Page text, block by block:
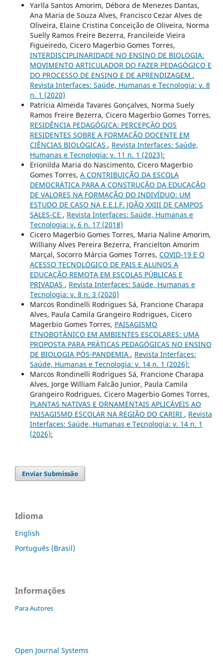
Yarlla Santos Amorim, Débora de Menezes Dantas,
Ana Maria de Souza Alves, Francisco Cezar Alves de
Oliveira, Elaine Cristina Conceição de Oliveira, Norma
Suelly Ramos Freire Bezerra, Francileide Vieira
Figueiredo, Cicero Magerbio Gomes Torres,
INTERDISCIPLINARIDADE NO ENSINO DE BIOLOGIA:
MOVIMENTO ARTICULADOR DO FAZER PEDAGÓGICO E
DO PROCESSO DE ENSINO E DE APRENDIZAGEM ,
Revista Interfaces: Saúde, Humanas e Tecnologia: v. 8
n. 1 (2020)
Patrícia Almeida Tavares Gonçalves, Norma Suely
Ramos Freire Bezerra, Cicero Magerbio Gomes Torres,
RESIDÊNCIA PEDAGÓGICA: PERCEPÇÃO DOS
RESIDENTES SOBRE A FORMAÇÃO DOCENTE EM
CIÊNCIAS BIOLÓGICAS , Revista Interfaces: Saúde,
Humanas e Tecnologia: v. 11 n. 1 (2023):
Erionilda Maria do Nascimento, Cicero Magerbio
Gomes Torres, A CONTRIBUIÇÃO DA ESCOLA
DEMOCRÁTICA PARA A CONSTRUÇÃO DA EDUCAÇÃO
DE VALORES NA FORMAÇÃO DO INDIVÍDUO: UM
ESTUDO DE CASO NA E.E.I.F. JOÃO XXIII DE CAMPOS
SALES-CE , Revista Interfaces: Saúde, Humanas e
Tecnologia: v. 6 n. 17 (2018)
Cicero Magerbio Gomes Torres, Maria Naline Amorim,
Williany Alves Pereira Bezerra, Francielton Amorim
Marçal, Socorro Márcia Gomes Torres, COVID-19 E O
ACESSO TECNOLÓGICO DE PAIS E ALUNOS A
EDUCAÇÃO REMOTA EM ESCOLAS PÚBLICAS E
PRIVADAS , Revista Interfaces: Saúde, Humanas e
Tecnologia: v. 8 n. 3 (2020)
Marcos Rondinelli Rodrigues Sá, Francione Charapa
Alves, Paula Camila Grangeiro Rodrigues, Cicero
Magerbio Gomes Torres, PAISAGISMO
ETNOBOTÂNICO EM AMBIENTES ESCOLARES: UMA
PROPOSTA PARA PRÁTICAS PEDAGÓGICAS NO ENSINO
DE BIOLOGIA PÓS-PANDEMIA , Revista Interfaces:
Saúde, Humanas e Tecnologia: v. 14 n. 1 (2026):
Marcos Rondinelli Rodrigues Sá, Francione Charapa
Alves, Jorge William Falcão Junior, Paula Camila
Grangeiro Rodrigues, Cicero Magerbio Gomes Torres,
PLANTAS NATIVAS E ORNAMENTAIS APLICÁVEIS AO
PAISAGISMO ESCOLAR NA REGIÃO DO CARIRI , Revista
Interfaces: Saúde, Humanas e Tecnologia: v. 14 n. 1
(2026):
Enviar Submissão
Idioma
English
Português (Brasil)
Informações
Para Autores
Open Journal Systems